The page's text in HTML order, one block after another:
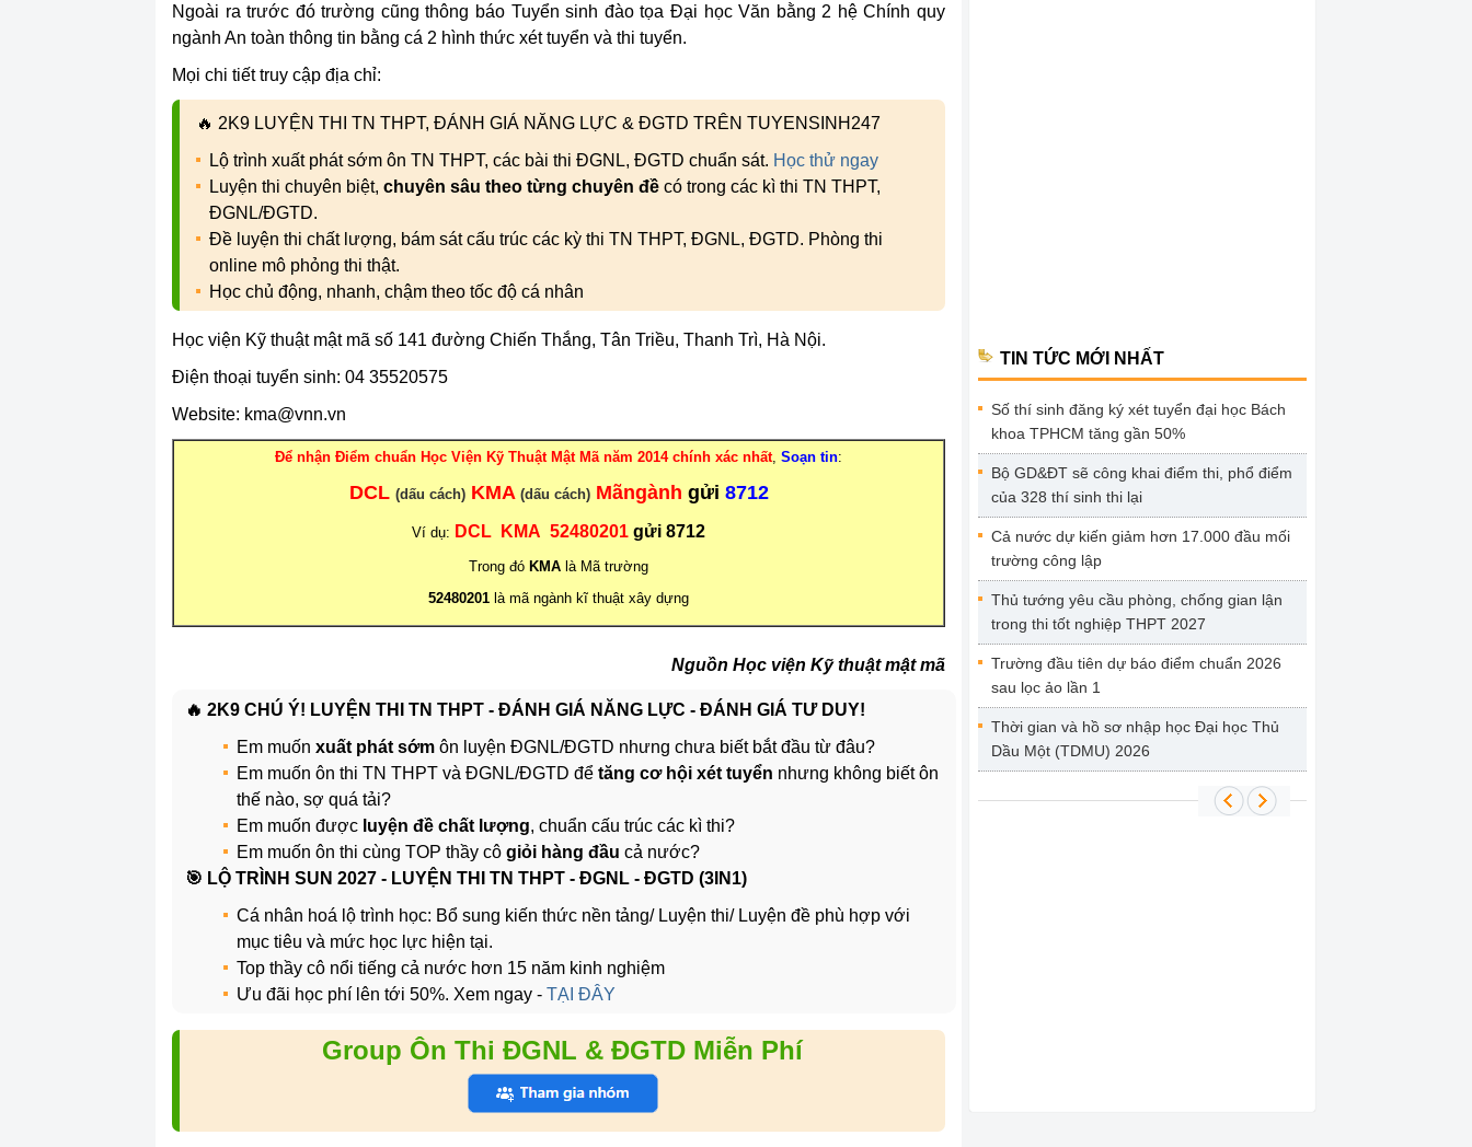
Ngoài ra trước đó trường cũng thông báo Tuyển sinh đào tọa Đại học Văn bằng 2 hệ Chính quy
ngành An toàn thông tin bằng cá 2 hình thức xét tuyển và thi tuyển.
Mọi chi tiết truy cập địa chỉ:
🔥 2K9 LUYỆN THI TN THPT, ĐÁNH GIÁ NĂNG LỰC & ĐGTD TRÊN TUYENSINH247
Lộ trình xuất phát sớm ôn TN THPT, các bài thi ĐGNL, ĐGTD chuẩn sát. Học thử ngay
Luyện thi chuyên biệt, chuyên sâu theo từng chuyên đề có trong các kì thi TN THPT,
ĐGNL/ĐGTD.
Đề luyện thi chất lượng, bám sát cấu trúc các kỳ thi TN THPT, ĐGNL, ĐGTD. Phòng thi
online mô phỏng thi thật.
Học chủ động, nhanh, chậm theo tốc độ cá nhân
Học viện Kỹ thuật mật mã số 141 đường Chiến Thắng, Tân Triều, Thanh Trì, Hà Nội.
Điện thoại tuyển sinh: 04 35520575
Website: kma@vnn.vn
Để nhận Điểm chuẩn Học Viện Kỹ Thuật Mật Mã năm 2014 chính xác nhất, Soạn tin:
DCL (dấu cách)KMA (dấu cách)Mãngành gửi 8712
Ví dụ: DCL KMA 52480201 gửi 8712
Trong đó KMA là Mã trường
52480201 là mã ngành kĩ thuật xây dựng
Nguồn Học viện Kỹ thuật mật mã
🔥 2K9 CHÚ Ý! LUYỆN THI TN THPT - ĐÁNH GIÁ NĂNG LỰC - ĐÁNH GIÁ TƯ DUY!
Em muốn xuất phát sớm ôn luyện ĐGNL/ĐGTD nhưng chưa biết bắt đầu từ đâu?
Em muốn ôn thi TN THPT và ĐGNL/ĐGTD để tăng cơ hội xét tuyển nhưng không biết ôn
thế nào, sợ quá tải?
Em muốn được luyện đề chất lượng, chuẩn cấu trúc các kì thi?
Em muốn ôn thi cùng TOP thầy cô giỏi hàng đầu cả nước?
️🎯 LỘ TRÌNH SUN 2027 - LUYỆN THI TN THPT - ĐGNL - ĐGTD (3IN1)
Cá nhân hoá lộ trình học: Bổ sung kiến thức nền tảng/ Luyện thi/ Luyện đề phù hợp với
mục tiêu và mức học lực hiện tại.
Top thầy cô nổi tiếng cả nước hơn 15 năm kinh nghiệm
Ưu đãi học phí lên tới 50%. Xem ngay - TẠI ĐÂY
Group Ôn Thi ĐGNL & ĐGTD Miễn Phí
TIN TỨC MỚI NHẤT
Số thí sinh đăng ký xét tuyển đại học Bách
khoa TPHCM tăng gần 50%
Bộ GD&ĐT sẽ công khai điểm thi, phổ điểm
của 328 thí sinh thi lại
Cả nước dự kiến giảm hơn 17.000 đầu mối
trường công lập
Thủ tướng yêu cầu phòng, chống gian lận
trong thi tốt nghiệp THPT 2027
Trường đầu tiên dự báo điểm chuẩn 2026
sau lọc ảo lần 1
Thời gian và hồ sơ nhập học Đại học Thủ
Dầu Một (TDMU) 2026